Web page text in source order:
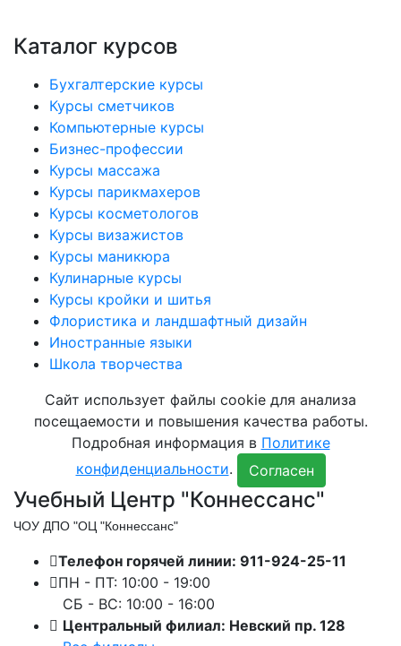
Каталог курсов
Бухгалтерские курсы
Курсы сметчиков
Компьютерные курсы
Бизнес-профессии
Курсы массажа
Курсы парикмахеров
Курсы косметологов
Курсы визажистов
Курсы маникюра
Кулинарные курсы
Курсы кройки и шитья
Флористика и ландшафтный дизайн
Иностранные языки
Школа творчества
Сайт использует файлы cookie для анализа
посещаемости и повышения качества работы.
Подробная информация в Политике
конфиденциальности. Согласен
Учебный Центр "Коннессанс"
ЧОУ ДПО "ОЦ "Коннессанс"
Телефон горячей линии: 911-924-25-11
ПН - ПТ: 10:00 - 19:00
СБ - ВС: 10:00 - 16:00
Центральный филиал: Невский пр. 128